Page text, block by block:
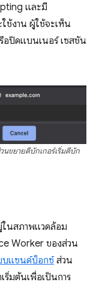
และมี
ช้งาน ผู้ใช้จะเห็น
ปิดแบนเนอร์ เซสชัน
ขยายดีบักเกอร์เริ่มดีบัก
ในสภาพแวดล้อม
Worker ของส่วน
บแซนด์บ็อกซ์ส่วน
ริ่มต้นเพื่อเป็นการ